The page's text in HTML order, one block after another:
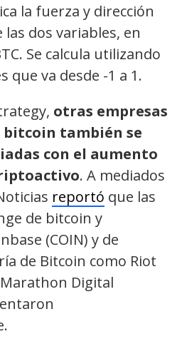
la fuerza y dirección
dos variables, en
Se calcula utilizando
que va desde -1 a 1.
otras empresas
bitcoin también se
con el aumento
. A mediados
reportó que las
de bitcoin y
(COIN) y de
de Bitcoin como Riot
Digital